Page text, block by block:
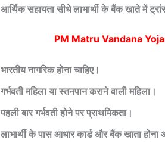
आर्थिक सहायता सीधे लाभार्थी के बैंक खाते में
PM Matru Vandana
भारतीय नागरिक होना चाहिए।
गर्भवती महिला या स्तनपान कराने वाली महिला।
पहली बार गर्भवती होने पर प्राथमिकता।
लाभार्थी के पास आधार कार्ड और बैंक खाता होना